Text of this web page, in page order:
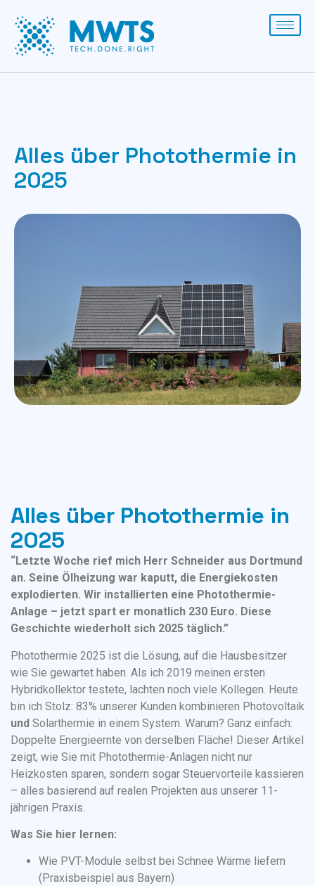
Alles über Photothermie in
2025
Alles über Photothermie in
2025
“Letzte Woche rief mich Herr Schneider aus Dortmund
an. Seine Ölheizung war kaputt, die Energiekosten
explodierten. Wir installierten eine Photothermie-
Anlage – jetzt spart er monatlich 230 Euro. Diese
Geschichte wiederholt sich 2025 täglich.”
Photothermie 2025 ist die Lösung, auf die Hausbesitzer
wie Sie gewartet haben. Als ich 2019 meinen ersten
Hybridkollektor testete, lachten noch viele Kollegen. Heute
bin ich Stolz: 83% unserer Kunden kombinieren Photovoltaik
und Solarthermie in einem System. Warum? Ganz einfach:
Doppelte Energieernte von derselben Fläche! Dieser Artikel
zeigt, wie Sie mit Photothermie-Anlagen nicht nur
Heizkosten sparen, sondern sogar Steuervorteile kassieren
– alles basierend auf realen Projekten aus unserer 11-
jährigen Praxis.
Was Sie hier lernen:
Wie PVT-Module selbst bei Schnee Wärme liefern
(Praxisbeispiel aus Bayern)